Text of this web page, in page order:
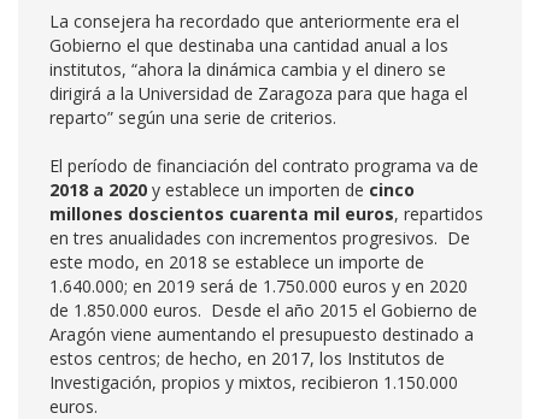
La consejera ha recordado que anteriormente era el
Gobierno el que destinaba una cantidad anual a los
institutos, “ahora la dinámica cambia y el dinero se
dirigirá a la Universidad de Zaragoza para que haga el
reparto” según una serie de criterios.
El período de financiación del contrato programa va de
2018 a 2020 y establece un importen de cinco
millones doscientos cuarenta mil euros, repartidos
en tres anualidades con incrementos progresivos. De
este modo, en 2018 se establece un importe de
1.640.000; en 2019 será de 1.750.000 euros y en 2020
de 1.850.000 euros. Desde el año 2015 el Gobierno de
Aragón viene aumentando el presupuesto destinado a
estos centros; de hecho, en 2017, los Institutos de
Investigación, propios y mixtos, recibieron 1.150.000
euros.